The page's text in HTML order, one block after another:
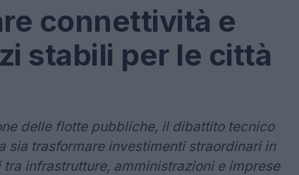
connettività e
stabili per le città
delle flotte pubbliche, il dibattito tecnico
sia trasformare investimenti straordinari in
infrastrutture, amministrazioni e imprese